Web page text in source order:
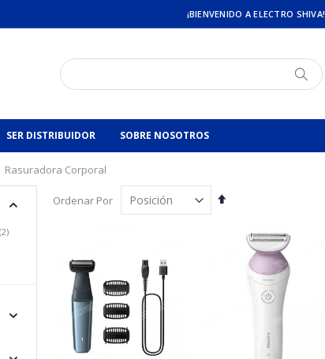
¡BIENVENIDO A ELECTRO SHIVA!
Buscar
SER DISTRIBUIDOR SOBRE NOSOTROS
Rasuradora Corporal
Ordenar Por Descendente
2ítem